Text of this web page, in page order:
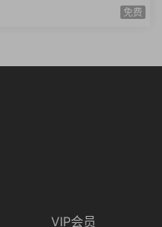
庭护理复苏急救骨伤救助重病
免费
VIP会员